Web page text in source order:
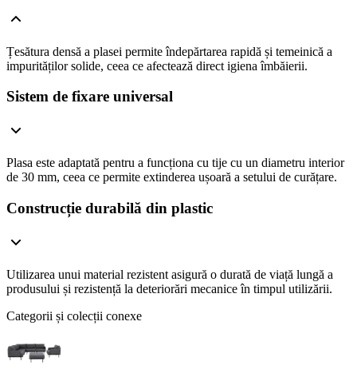
Țesătura densă a plasei permite îndepărtarea rapidă și temeinică a
impurităților solide, ceea ce afectează direct igiena îmbăierii.
Sistem de fixare universal
Plasa este adaptată pentru a funcționa cu tije cu un diametru interior
de 30 mm, ceea ce permite extinderea ușoară a setului de curățare.
Construcție durabilă din plastic
Utilizarea unui material rezistent asigură o durată de viață lungă a
produsului și rezistență la deteriorări mecanice în timpul utilizării.
Categorii și colecții conexe